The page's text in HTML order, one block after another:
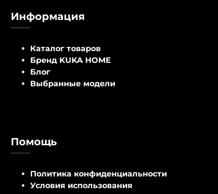
Информация
Каталог товаров
Бренд KUKA HOME
Блог
Выбранные модели
Помощь
Политика конфиденциальности
Условия использования